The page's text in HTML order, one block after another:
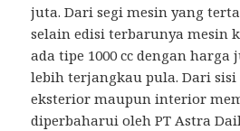
juta. Dari segi mesin yang
selain edisi terbarunya mesin
ada tipe 1000 cc dengan
lebih terjangkau pula. Dari
eksterior maupun interior
diperbaharui oleh PT Astra